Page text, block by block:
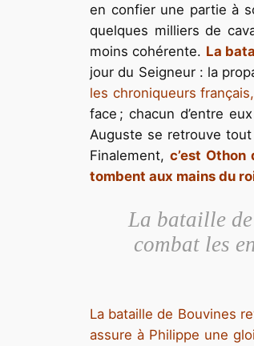
en confier une partie à
quelques milliers de
moins cohérente. La
jour du Seigneur : la
les chroniqueurs
face ; chacun d’entre
Auguste se retrouve
Finalement, c’est
tombent aux mains du
La bataille
combat les
La bataille de Bouvines
assure à Philippe une